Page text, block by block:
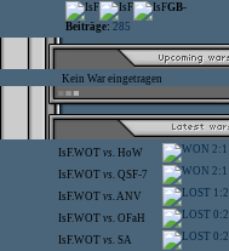
GB-
Beiträge: 285
Kein War eingetragen
IsF.WOT vs. HoW 2:1
IsF.WOT vs. QSF-7 2:1
IsF.WOT vs.ANV 1:2
IsF.WOT vs. OFaH 0:2
IsF.WOT vs. SA 0:2